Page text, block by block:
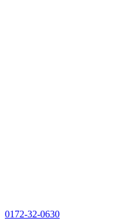
0172-32-0630